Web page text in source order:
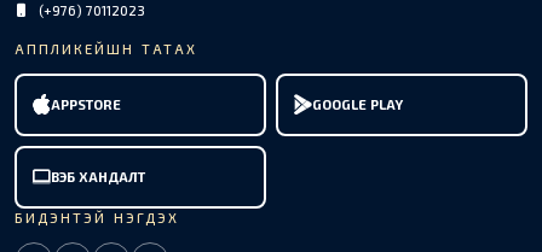
(+976) 70112023
АППЛИКЕЙШН ТАТАХ
APPSTORE GOOGLE PLAY
ВЭБ ХАНДАЛТ
БИДЭНТЭЙ НЭГДЭХ